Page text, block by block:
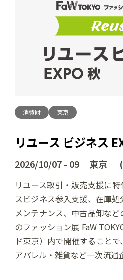
消費財 東京
リユース ビジネス
2026/10/07 - 09 東京 (
リユース取引・販売支援に
スビジネス参入支援、在庫処
メンテナンス、中古品卸な
のファッション展 FaW
ド東京）内で開催すること
アパレル・雑貨など一次流通